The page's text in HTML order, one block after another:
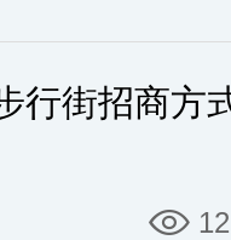
行街招商方